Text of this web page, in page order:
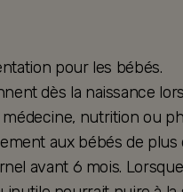
pour les bébés.
dès la naissance
nutrition ou
aux bébés de
avant 6 mois.